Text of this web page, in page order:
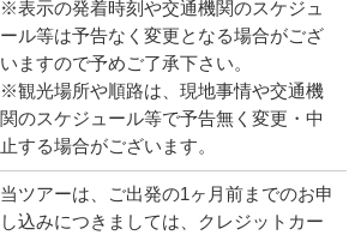
※表示の発着時刻や交通機関のスケジュ
ール等は予告なく変更となる場合がござ
いますので予めご了承下さい。
※観光場所や順路は、現地事情や交通機
関のスケジュール等で予告無く変更・中
止する場合がございます。
当ツアーは、ご出発の1ヶ月前までのお申
し込みにつきましては、クレジットカー